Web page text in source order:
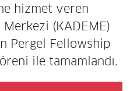
hizmet veren
(KADEME)
Pergel Fellowship
ile tamamlandı.